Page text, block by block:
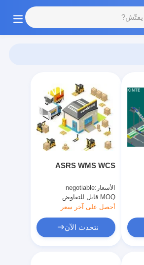
ASRS WMS WCS
الأسعار:negotiable
MOQ: قابل للتفاوض
أحصل على آخر سعر
نتحدث الآن